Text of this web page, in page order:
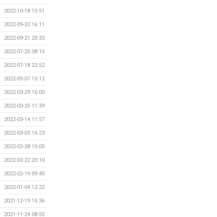
2022-10-18 15:51
2022-09-22 16:11
2022-09-21 20:33
2022-07-25 08:15
2022-07-18 22:52
2022-05-07 15:12
2022-03-29 16:00
2022-03-25 11:39
2022-03-14 11:57
2022-03-03 16:23
2022-02-28 10:00
2022-02-22 20:10
2022-02-19 09:40
2022-01-04 12:22
2021-12-19 15:36
2021-11-24 08:55